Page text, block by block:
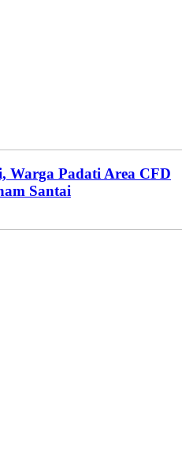
Warga Padati Area CFD
Santai